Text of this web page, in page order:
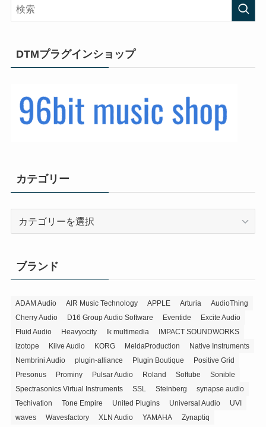
DTMプラグインショップ
カテゴリー
ー
ブランド
ADAM Audio AIR Music Technology APPLE Arturia
AudioThing
Cherry Audio
D16 Group Audio Software Eventide
Excite Audio
Fluid Audio
Heavyocity Ik multimedia
IMPACT SOUNDWORKS
izotope
Kiive Audio KORG MeldaProduction
Native Instruments
Nembrini Audio
plugin-alliance Plugin Boutique
Positive Grid
Presonus
Prominy Pulsar Audio Roland Softube
Sonible
Spectrasonics Virtual Instruments
SSL Steinberg
synapse audio
Techivation
Tone Empire United Plugins Universal Audio
UVI
waves
Wavesfactory XLN Audio YAMAHA Zynaptiq